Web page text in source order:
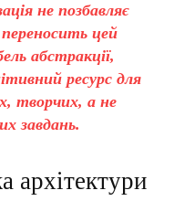
не позбавляє
цей
абстракції,
ресурс для
творчих, а не
завдань.
архітектури